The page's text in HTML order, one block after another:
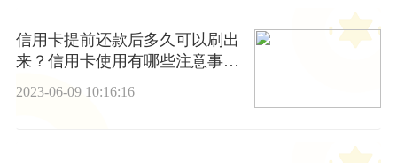
信用卡提前还款后多久可以刷出
来？信用卡使用有哪些注意事
2023-06-09 10:16:16